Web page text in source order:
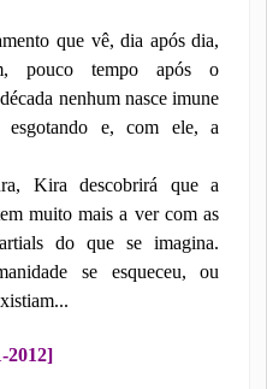
que vê, dia após dia,
pouco tempo após o
nenhum nasce imune
e, com ele, a
Kira descobrirá que a
muito mais a ver com as
do que se imagina.
se esqueceu, ou
2012]